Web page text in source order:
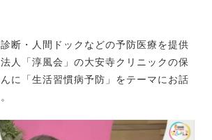
断・人間ドックなどの予防医療を提供
人「淳風会」の大安寺クリニックの保
に「生活習慣病予防」をテーマにお話